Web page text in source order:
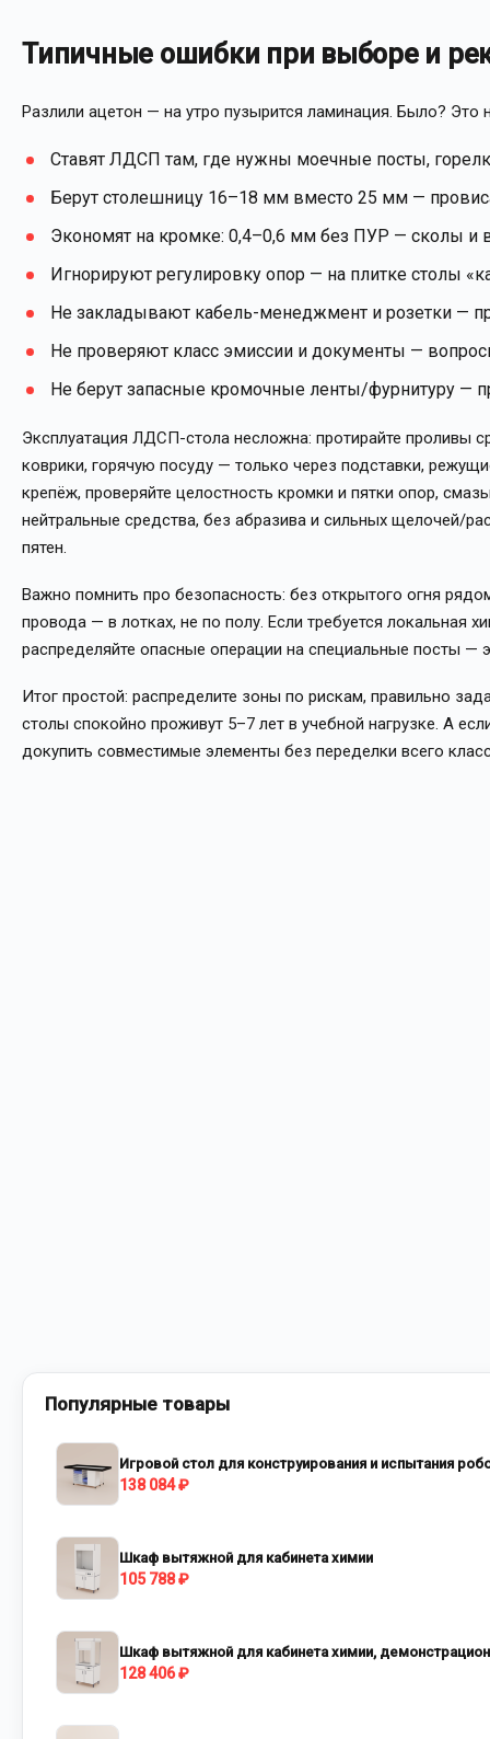
Типичные ошибки при выборе и
Разлили ацетон — на утро пузырится ламинация. Было? Это
Ставят ЛДСП там, где нужны моечные посты,
Берут столешницу 16–18 мм вместо 25 мм —
Экономят на кромке: 0,4–0,6 мм без ПУР — сколы и
Игнорируют регулировку опор — на плитке столы
Не закладывают кабель-менеджмент и розетки —
Не проверяют класс эмиссии и документы —
Не берут запасные кромочные ленты/фурнитуру —
Эксплуатация ЛДСП-стола несложна: протирайте проливы
коврики, горячую посуду — только через подставки,
крепёж, проверяйте целостность кромки и пятки опор,
нейтральные средства, без абразива и сильных щелочей/
пятен.
Важно помнить про безопасность: без открытого огня
провода — в лотках, не по полу. Если требуется локальная
распределяйте опасные операции на специальные посты —
Итог простой: распределите зоны по рискам, правильно
столы спокойно проживут 5–7 лет в учебной нагрузке. А
докупить совместимые элементы без переделки всего
Популярные товары
Игровой стол для конструирования и испытания
138 084 ₽
Шкаф вытяжной для кабинета химии
105 788 ₽
Шкаф вытяжной для кабинета химии,
128 406 ₽